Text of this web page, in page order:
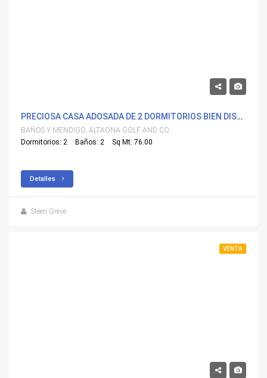
PRECIOSA CASA ADOSADA DE 2 DORMITORIOS BIEN DISEÑADA, EN CAMPO DE GOLF, CERCA DE MURCIA Y LAS PLAYAS
BAÑOS Y MENDIGO, ALTAONA GOLF AND COUNTRY VILLAGE
Dormitorios: 2
Baños: 2 Sq Mt: 76.00
Detalles
Steen Greve
VENTA